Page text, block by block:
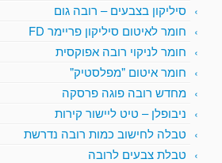
סיליקון בצבעים – רובה גום
חומר לאיטום סיליקון פריימר FD
חומר לניקוי רובה אפוקסית
חומר איטום "מפלסטיק"
מחדש רובה פוגה פרסקה
ניבופלן – טיט ליישור קירות
טבלה לחישוב כמות רובה נדרשת
טבלת צבעים לרובה